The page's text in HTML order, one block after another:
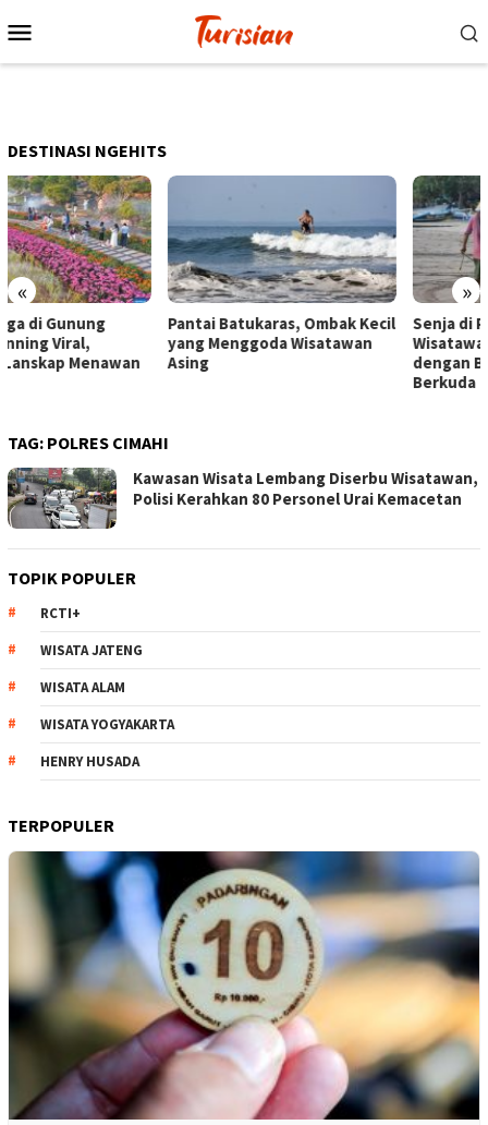
ke
Mobile
DESTINASI NGEHITS
« »
Pantai Batukaras, Ombak Kecil
yang Menggoda Wisatawan
Asing
Senja di Pantai Pangandaran,
Wisatawan Menikmati Sore
dengan Bermain hingga
TAG: POLRES CIMAHI
Kawasan Wisata Lembang Diserbu Wisatawan,
Polisi Kerahkan 80 Personel Urai Kemacetan
TOPIK POPULER
RCTI+
WISATA JATENG
WISATA ALAM
WISATA YOGYAKARTA
HENRY HUSADA
TERPOPULER